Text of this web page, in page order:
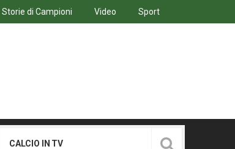
Storie di Campioni Video Sport
CALCIO IN TV